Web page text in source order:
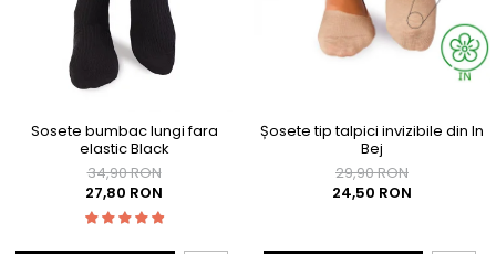
Sosete bumbac lungi fara
elastic Black
34,90 RON
27,80 RON
Șosete tip talpici invizibile din In
Bej
29,90 RON
24,50 RON